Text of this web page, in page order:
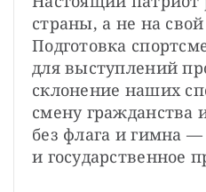
страны, а не на
Подготовка
для выступлений
склонение наших
смену гражданства
без флага и гимна —
и государственное